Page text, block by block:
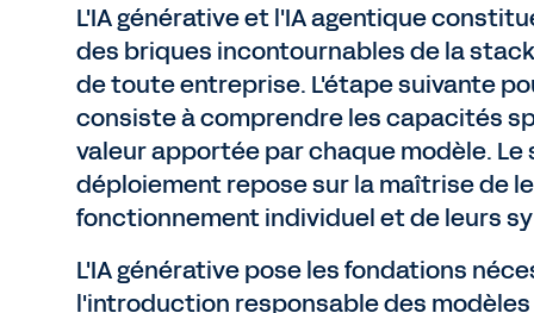
L'IA générative et l'IA agentique
des briques incontournables de la
de toute entreprise. L'étape suivante
consiste à comprendre les capacités
valeur apportée par chaque modèle. Le
déploiement repose sur la maîtrise de
fonctionnement individuel et de leurs
L'IA générative pose les fondations
l'introduction responsable des